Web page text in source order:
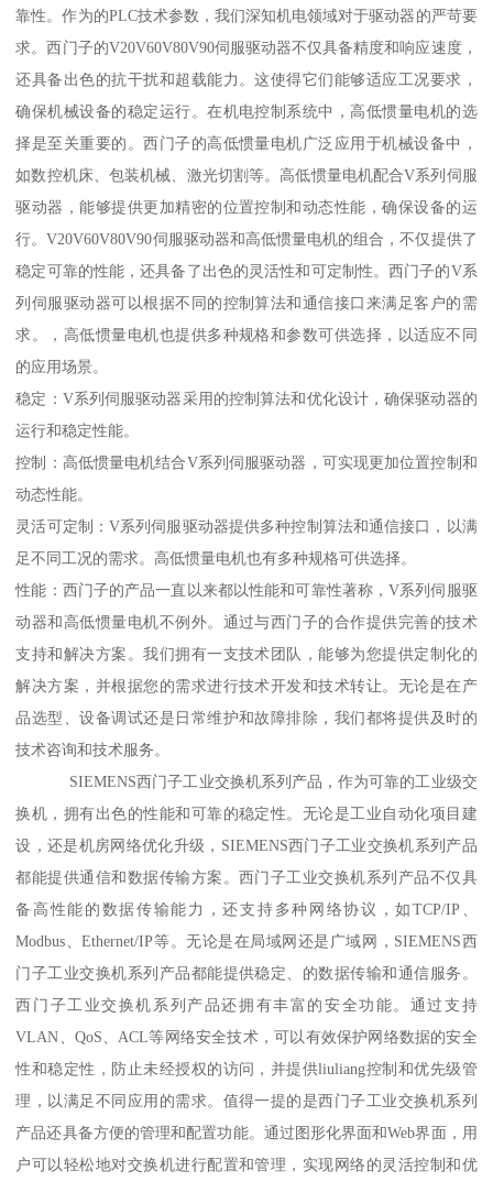
靠性。作为的PLC技术参数，我们深知机电领域对于驱动器的严苛要
求。西门子的V20V60V80V90伺服驱动器不仅具备精度和响应速度，
还具备出色的抗干扰和超载能力。这使得它们能够适应工况要求，
确保机械设备的稳定运行。在机电控制系统中，高低惯量电机的选
择是至关重要的。西门子的高低惯量电机广泛应用于机械设备中，
如数控机床、包装机械、激光切割等。高低惯量电机配合V系列伺服
驱动器，能够提供更加精密的位置控制和动态性能，确保设备的运
行。V20V60V80V90伺服驱动器和高低惯量电机的组合，不仅提供了
稳定可靠的性能，还具备了出色的灵活性和可定制性。西门子的V系
列伺服驱动器可以根据不同的控制算法和通信接口来满足客户的需
求。，高低惯量电机也提供多种规格和参数可供选择，以适应不同
的应用场景。
稳定：V系列伺服驱动器采用的控制算法和优化设计，确保驱动器的
运行和稳定性能。
控制：高低惯量电机结合V系列伺服驱动器，可实现更加位置控制和
动态性能。
灵活可定制：V系列伺服驱动器提供多种控制算法和通信接口，以满
足不同工况的需求。高低惯量电机也有多种规格可供选择。
性能：西门子的产品一直以来都以性能和可靠性著称，V系列伺服驱
动器和高低惯量电机不例外。通过与西门子的合作提供完善的技术
支持和解决方案。我们拥有一支技术团队，能够为您提供定制化的
解决方案，并根据您的需求进行技术开发和技术转让。无论是在产
品选型、设备调试还是日常维护和故障排除，我们都将提供及时的
技术咨询和技术服务。
SIEMENS西门子工业交换机系列产品，作为可靠的工业级交
换机，拥有出色的性能和可靠的稳定性。无论是工业自动化项目建
设，还是机房网络优化升级，SIEMENS西门子工业交换机系列产品
都能提供通信和数据传输方案。西门子工业交换机系列产品不仅具
备高性能的数据传输能力，还支持多种网络协议，如TCP/IP、
Modbus、Ethernet/IP等。无论是在局域网还是广域网，SIEMENS西
门子工业交换机系列产品都能提供稳定、的数据传输和通信服务。
西门子工业交换机系列产品还拥有丰富的安全功能。通过支持
VLAN、QoS、ACL等网络安全技术，可以有效保护网络数据的安全
性和稳定性，防止未经授权的访问，并提供liuliang控制和优先级管
理，以满足不同应用的需求。值得一提的是西门子工业交换机系列
产品还具备方便的管理和配置功能。通过图形化界面和Web界面，用
户可以轻松地对交换机进行配置和管理，实现网络的灵活控制和优